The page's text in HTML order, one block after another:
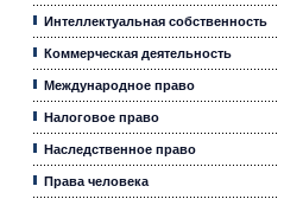
Интеллектуальная собственность
Коммерческая деятельность
Международное право
Налоговое право
Наследственное право
Права человека